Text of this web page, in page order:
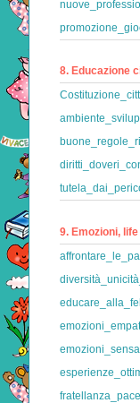
8. Educazione
9. Emozioni,